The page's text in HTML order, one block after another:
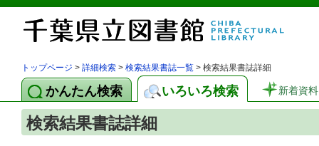
トップページ > 詳細検索 > 検索結果書誌一覧 > 検索結果書誌詳細
かんたん検索 いろいろ検索 新着資料
検索結果書誌詳細